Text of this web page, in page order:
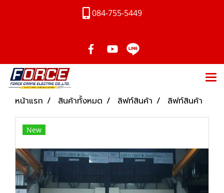
084-755-5449
หน้าแรก สินค้าทั้งหมด ลิฟท์สินค้า ลิฟท์สินค้า
New